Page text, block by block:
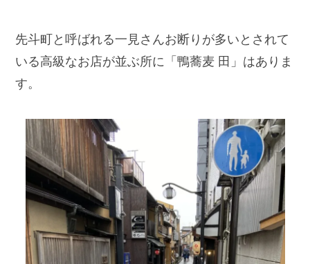
先斗町と呼ばれる一見さんお断りが多いとされて
いる高級なお店が並ぶ所に「鴨蕎麦 田」はありま
す。